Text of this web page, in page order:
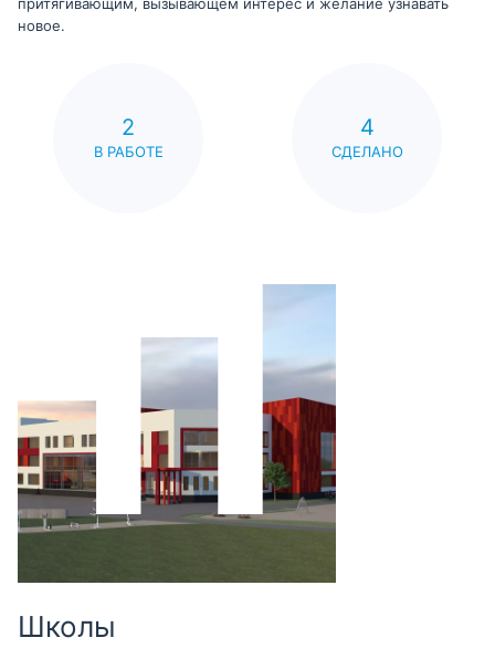
притягивающим, вызывающем интерес и желание узнавать
новое.
2
В РАБОТЕ
4
СДЕЛАНО
Школы